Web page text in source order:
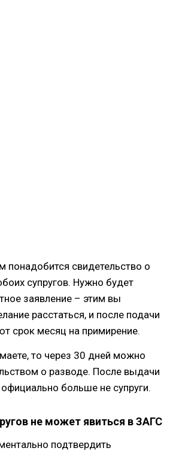
понадобится свидетельство о
супругов. Нужно будет
заявление – этим вы
расстаться, и после подачи
срок месяц на примирение.
то через 30 дней можно
о разводе. После выдачи
больше не супруги.
не может явиться в ЗАГС
подтвердить